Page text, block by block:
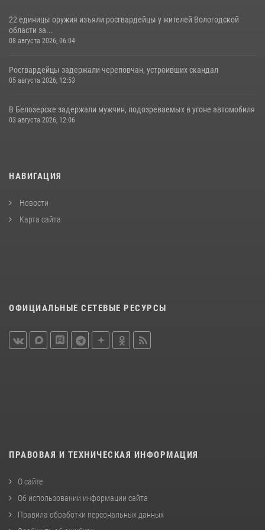
22 единицы оружия изъяли росгвардейцы у жителей Вологодской
области за...
08 августа 2026, 06:04
Росгвардейцы задержали череповчан, устроивших скандал
05 августа 2026, 12:53
В Белозерске задержали мужчин, подозреваемых в угоне автомобиля
03 августа 2026, 12:06
НАВИГАЦИЯ
Новости
Карта сайта
ОФИЦИАЛЬНЫЕ СЕТЕВЫЕ РЕСУРСЫ
ПРАВОВАЯ И ТЕХНИЧЕСКАЯ ИНФОРМАЦИЯ
О сайте
Об использовании информации сайта
Правила обработки персональных данных